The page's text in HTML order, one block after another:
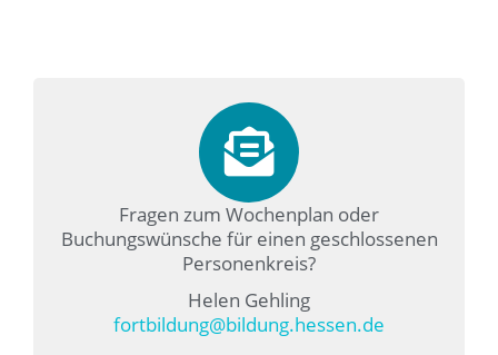
Fragen zum Wochenplan oder
Buchungswünsche für einen geschlossenen
Personenkreis?
Helen Gehling
fortbildung@bildung.hessen.de